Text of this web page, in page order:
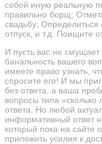
собой иную реальную
правильно борщ;
свадьбу;
отпуск, и т.д. Поищите
И пусть вас не смущает
банальность вашего
имеете право узнать,
спросите его! И мы
без ответа, а ваша
вопросы типа «сколько
ответа. Но любой
информативный ответ
который пока на сайте
приложить усилия к